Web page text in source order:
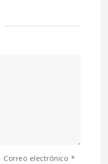
Correo electrónico *